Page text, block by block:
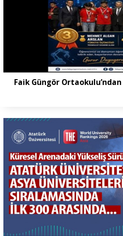
Faik Güngör